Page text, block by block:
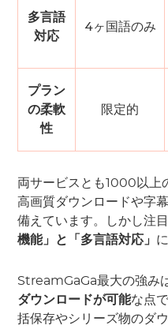
多言語
対応
4ヶ国語のみ
プラン
の柔軟
性
限定的
両サービスとも1000以上
高画質ダウンロードや字
備えています。しかし注
機能」と「多言語対応」
StreamGaGa最大の強み
ダウンロードが可能な点
括保存やシリーズ物のダ